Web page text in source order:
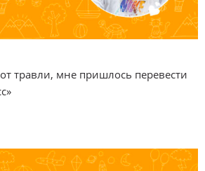
травли, мне пришлось перевести